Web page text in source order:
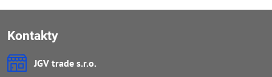
Kontakty
JGV trade s​.r​.o​.